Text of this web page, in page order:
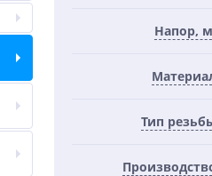
Напор,
Тип